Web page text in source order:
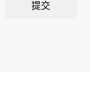
提交